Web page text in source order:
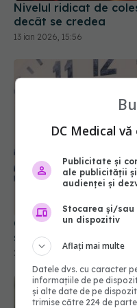
Nivelul ridicat de
decât se credea
13 ian 2026, 15:56
Ora de vară 2026.
somnul după
28 mar 2026, 08:42
DC Medical
Publicitate și
ale publicității
audienței și
Stocarea și/sau
un dispozitiv
Aflați mai multe
Datele dvs. cu caracter
informațiile de pe
și alte date de pe
trimise către 224 de